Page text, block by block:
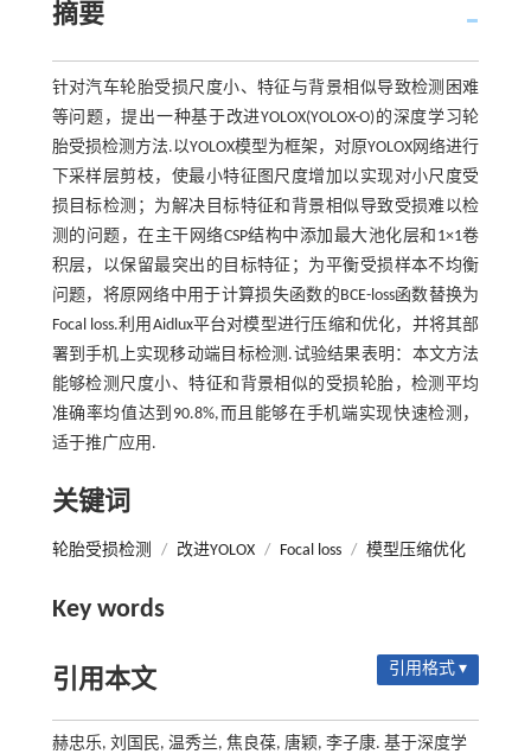
摘要
针对汽车轮胎受损尺度小、特征与背景相似导致检测困难
等问题，提出一种基于改进YOLOX(YOLOX-O)的深度学习轮
胎受损检测方法.以YOLOX模型为框架，对原YOLOX网络进行
下采样层剪枝，使最小特征图尺度增加以实现对小尺度受
损目标检测；为解决目标特征和背景相似导致受损难以检
测的问题，在主干网络CSP结构中添加最大池化层和1×1卷
积层，以保留最突出的目标特征；为平衡受损样本不均衡
问题，将原网络中用于计算损失函数的BCE-loss函数替换为
Focal loss.利用Aidlux平台对模型进行压缩和优化，并将其部
署到手机上实现移动端目标检测.试验结果表明：本文方法
能够检测尺度小、特征和背景相似的受损轮胎，检测平均
准确率均值达到90.8%,而且能够在手机端实现快速检测，
适于推广应用.
关键词
轮胎受损检测 / 改进YOLOX / Focal loss / 模型压缩优化
Key words
引用本文 引用格式 ▾
赫忠乐, 刘国民, 温秀兰, 焦良葆, 唐颖, 李子康. 基于深度学